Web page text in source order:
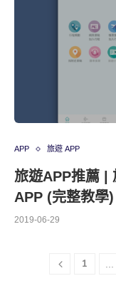
APP 旅遊 APP
旅遊APP推薦 |
APP (完整教學)
2019-06-29
1